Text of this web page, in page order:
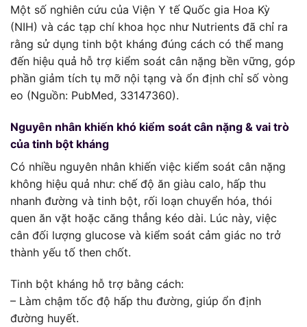
Một số nghiên cứu của Viện Y tế Quốc gia Hoa Kỳ
(NIH) và các tạp chí khoa học như Nutrients đã chỉ ra
rằng sử dụng tinh bột kháng đúng cách có thể mang
đến hiệu quả hỗ trợ kiểm soát cân nặng bền vững, góp
phần giảm tích tụ mỡ nội tạng và ổn định chỉ số vòng
eo (Nguồn: PubMed, 33147360).
Nguyên nhân khiến khó kiểm soát cân nặng & vai trò
của tinh bột kháng
Có nhiều nguyên nhân khiến việc kiểm soát cân nặng
không hiệu quả như: chế độ ăn giàu calo, hấp thu
nhanh đường và tinh bột, rối loạn chuyển hóa, thói
quen ăn vặt hoặc căng thẳng kéo dài. Lúc này, việc
cân đối lượng glucose và kiểm soát cảm giác no trở
thành yếu tố then chốt.
Tinh bột kháng hỗ trợ bằng cách:
– Làm chậm tốc độ hấp thu đường, giúp ổn định
đường huyết.